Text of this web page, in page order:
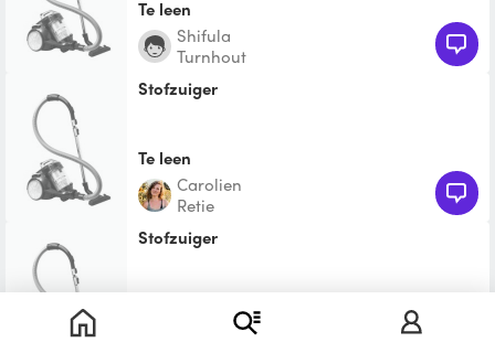
Te leen
Shifula
Turnhout
Stofzuiger
Te leen
Carolien
Retie
stofzuiger